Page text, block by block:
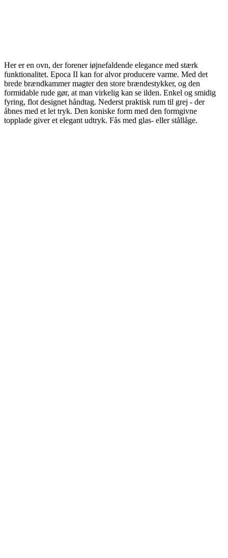
Her er en ovn, der forener iøjnefaldende elegance med stærk
funktionalitet. Epoca II kan for alvor producere varme. Med det
brede brændkammer magter den store brændestykker, og den
formidable rude gør, at man virkelig kan se ilden. Enkel og smidig
fyring, flot designet håndtag. Nederst praktisk rum til grej - der
åbnes med et let tryk. Den koniske form med den formgivne
topplade giver et elegant udtryk. Fås med glas- eller stållåge.